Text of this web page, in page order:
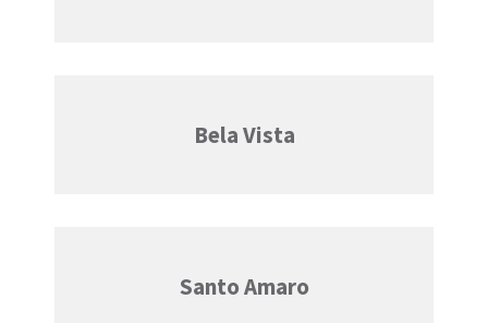
Bela Vista
Santo Amaro